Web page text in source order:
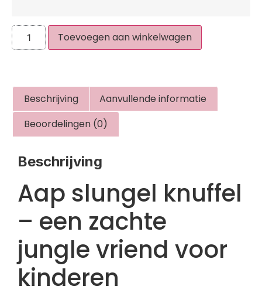
Toevoegen aan winkelwagen
Beschrijving
Aanvullende informatie
Beoordelingen (0)
Beschrijving
Aap slungel knuffel
– een zachte
jungle vriend voor
kinderen